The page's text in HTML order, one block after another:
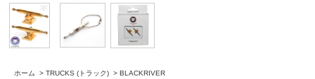
ホーム > TRUCKS (トラック) > BLACKRIVER